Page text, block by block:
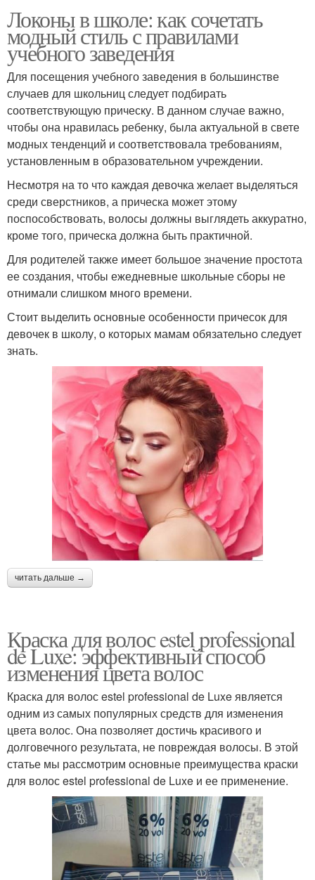
Локоны в школе: как сочетать
модный стиль с правилами
учебного заведения
Для посещения учебного заведения в большинстве
случаев для школьниц следует подбирать
соответствующую прическу. В данном случае важно,
чтобы она нравилась ребенку, была актуальной в свете
модных тенденций и соответствовала требованиям,
установленным в образовательном учреждении.
Несмотря на то что каждая девочка желает выделяться
среди сверстников, а прическа может этому
поспособствовать, волосы должны выглядеть аккуратно,
кроме того, прическа должна быть практичной.
Для родителей также имеет большое значение простота
ее создания, чтобы ежедневные школьные сборы не
отнимали слишком много времени.
Стоит выделить основные особенности причесок для
девочек в школу, о которых мамам обязательно следует
знать.
читать дальше →
Краска для волос estel professional
de Luxe: эффективный способ
изменения цвета волос
Краска для волос estel professional de Luxe является
одним из самых популярных средств для изменения
цвета волос. Она позволяет достичь красивого и
долговечного результата, не повреждая волосы. В этой
статье мы рассмотрим основные преимущества краски
для волос estel professional de Luxe и ее применение.